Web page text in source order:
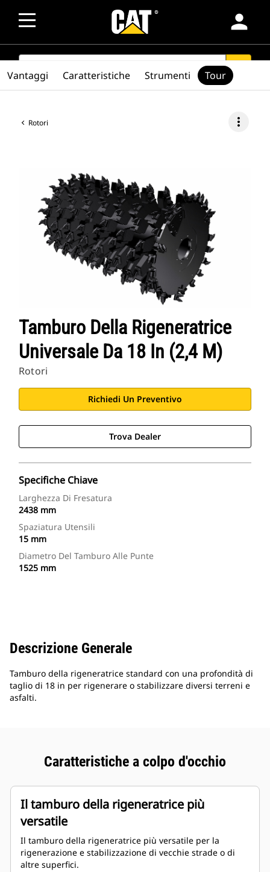
person
SEARCH search
Rotori more_vert
Tamburo Della Rigeneratrice
Universale Da 18 In (2,4 M)
Rotori
Richiedi Un Preventivo
Trova Dealer
Specifiche Chiave
Larghezza Di Fresatura
2438 mm
Spaziatura Utensili
15 mm
Diametro Del Tamburo Alle Punte
1525 mm
Vantaggi Caratteristiche Strumenti Tour
Descrizione Generale
Tamburo della rigeneratrice standard con una profondità di
taglio di 18 in per rigenerare o stabilizzare diversi terreni e
asfalti.
Caratteristiche a colpo d'occhio
Il tamburo della rigeneratrice più
versatile
Il tamburo della rigeneratrice più versatile per la
rigenerazione e stabilizzazione di vecchie strade o di
altre superfici.